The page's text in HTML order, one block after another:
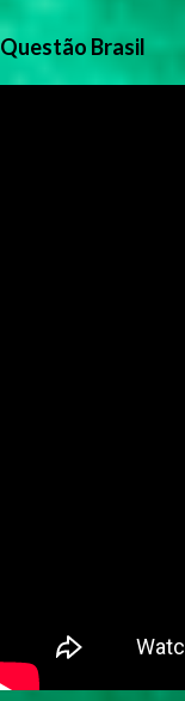
Questão Brasil